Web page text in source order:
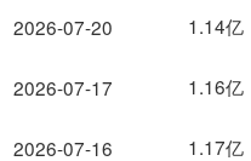
2026-07-20
2026-07-17
2026-07-16
1.14亿
1.16亿
1.17亿